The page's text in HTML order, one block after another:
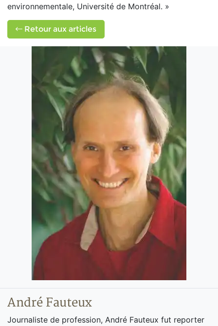
environnementale, Université de Montréal. »
Retour aux articles
André Fauteux
Journaliste de profession, André Fauteux fut reporter